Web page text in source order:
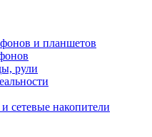
и планшетов
рули
сетевые накопители